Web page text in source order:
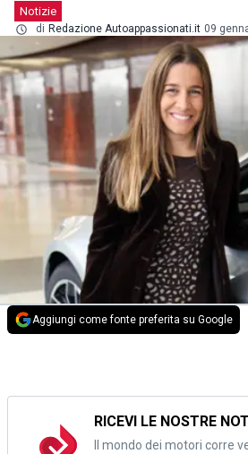
Notizie
di Redazione Autoappassionati.it 09
Aggiungi come fonte preferita su Google
RICEVI LE NOSTRE
Il mondo dei motori corre